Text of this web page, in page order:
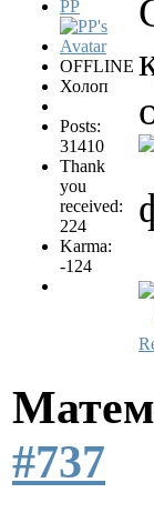
PP
OFFLINE
Холоп
Posts:
31410
Thank
you
received:
224
Karma:
-124
#737